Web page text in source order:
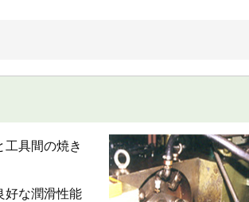
具間の焼き
好な潤滑性能